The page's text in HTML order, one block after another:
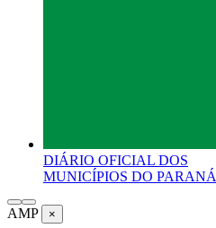
DIÁRIO OFICIAL DOS
MUNICÍPIOS DO PARANÁ
AMP ×